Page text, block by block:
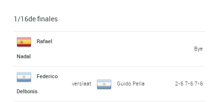
1/16de finales
Rafael
Nadal
Bye
Federico
Delbonis
verslaat Guido Pella 2-6 7-6 7-6